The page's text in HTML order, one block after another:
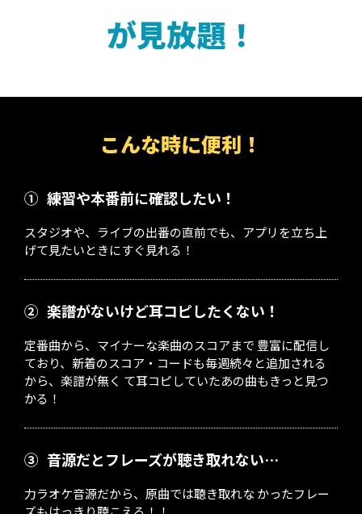
が見放題！
こんな時に便利！
① 練習や本番前に確認したい！
スタジオや、ライブの出番の直前でも、アプリを立ち上
げて見たいときにすぐ見れる！
② 楽譜がないけど耳コピしたくない！
定番曲から、マイナーな楽曲のスコアまで 豊富に配信し
ており、新着のスコア・コードも毎週続々と追加される
から、楽譜が無く て耳コピしていたあの曲もきっと見つ
かる！
③ 音源だとフレーズが聴き取れない…
力ラオケ音源だから、原曲では聴き取れな かったフレー